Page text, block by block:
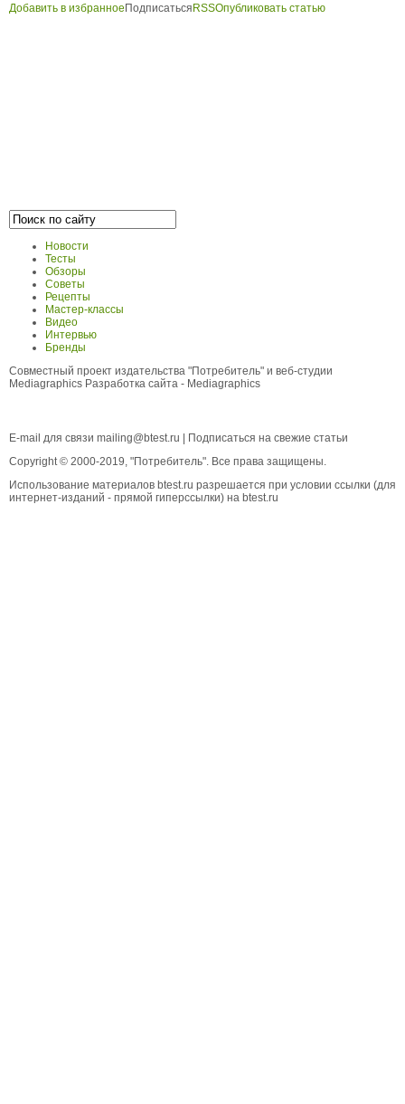
Добавить в избранное Подписаться RSSОпубликовать статью
Новости
Тесты
Обзоры
Советы
Рецепты
Мастер-классы
Видео
Интервью
Бренды
Совместный проект издательства "Потребитель" и веб-студии
Mediagraphics Разработка сайта - Mediagraphics
E-mail для связи mailing@btest.ru
Подписаться на свежие статьи
Copyright © 2000-2019, "Потребитель". Все права защищены.
Использование материалов btest.ru разрешается при условии ссылки (для
интернет-изданий - прямой гиперссылки) на btest.ru